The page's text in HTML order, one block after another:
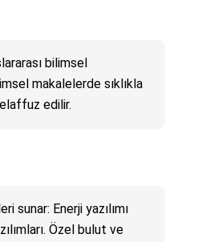
bilimsel
makalelerde sıklıkla
edilir.
sunar: Enerji yazılımı
Özel bulut ve